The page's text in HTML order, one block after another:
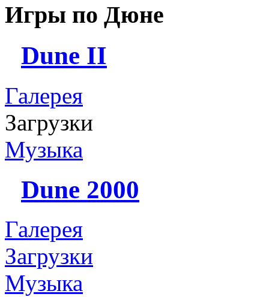
Игры по Дюне
Dune II
Галерея
Загрузки
Музыка
Dune 2000
Галерея
Загрузки
Музыка